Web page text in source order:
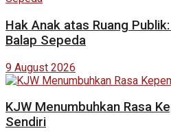
Hak Anak atas Ruang
Balap Sepeda
9 August 2026
KJW Menumbuhkan Rasa
Sendiri